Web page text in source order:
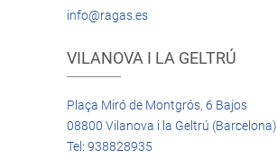
info@ragas.es
VILANOVA I LA GELTRÚ
Plaça Miró de Montgrós, 6 Bajos
08800 Vilanova i la Geltrú (Barcelona)
Tel: 938828935